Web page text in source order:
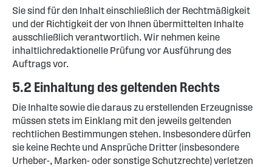
Sie sind für den Inhalt einschließlich der Rechtmäßigkeit
und der Richtigkeit der von Ihnen übermittelten Inhalte
ausschließlich verantwortlich. Wir nehmen keine
inhaltlichredaktionelle Prüfung vor Ausführung des
Auftrags vor.
5.2 Einhaltung des geltenden Rechts
Die Inhalte sowie die daraus zu erstellenden Erzeugnisse
müssen stets im Einklang mit den jeweils geltenden
rechtlichen Bestimmungen stehen. Insbesondere dürfen
sie keine Rechte und Ansprüche Dritter (insbesondere
Urheber-, Marken- oder sonstige Schutzrechte) verletzen